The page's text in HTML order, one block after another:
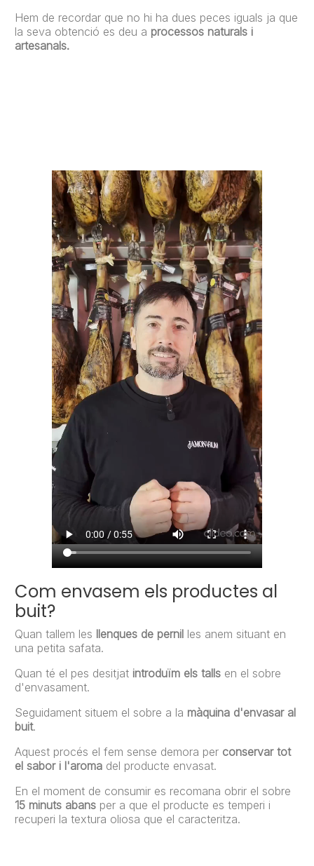
Hem de recordar que no hi ha dues peces iguals ja que
la seva obtenció es deu a processos naturals i
artesanals.
Com envasem els productes al
buit?
Quan tallem les llenques de pernil les anem situant en
una petita safata.
Quan té el pes desitjat introduïm els talls en el sobre
d'envasament.
Seguidament situem el sobre a la màquina d'envasar al
buit.
Aquest procés el fem sense demora per conservar tot
el sabor i l'aroma del producte envasat.
En el moment de consumir es recomana obrir el sobre
15 minuts abans per a que el producte es temperi i
recuperi la textura oliosa que el caracteritza.